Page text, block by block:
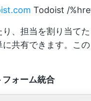
Todoist /
、担当を割り当て
に共有できます。こ
ォーム統合